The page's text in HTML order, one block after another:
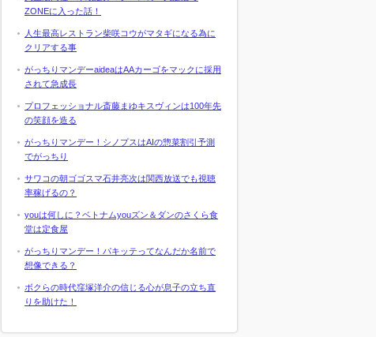
ZONEに入った話！
人生最高レストラン柴咲コウがマタギになる為に
クリアする事
がっちりマンデーaideaはAAカーゴをマックに採用
されて急成長
プロフェッショナル斎藤まゆキスヴィンは100年先
の笑顔を造る
がっちりマンデー！シノプスはAIの惣菜割引予測
でがっちり
サワコの朝ゴゴスマ石井亮次は関西放送でも視聴
率稼げるの？
youは何しに？ベトナムyouズン＆ダンのさくら食
堂は定食屋
がっちりマンデー！パキッテってなんだか名前で
想像できる？
ボクらの時代窪塚洋介の信じる心が息子の立ち直
りを助けた！